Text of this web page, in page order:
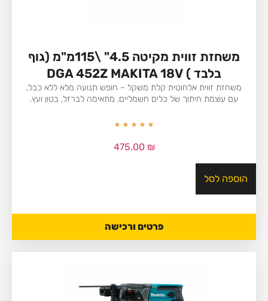
משחזת זווית מקיטה 4.5" \115מ"מ (גוף
בלבד ) DGA 452Z MAKITA 18V
משחזת זווית אלחוטית קלת משקל – חופש תנועה מלא ללא כבל,
עם עוצמת חיתוך של כלים חשמליים. מתאימה לברזל, בטון ועץ.
475.00 ₪
הוספה לסל
פרטים ורכישה